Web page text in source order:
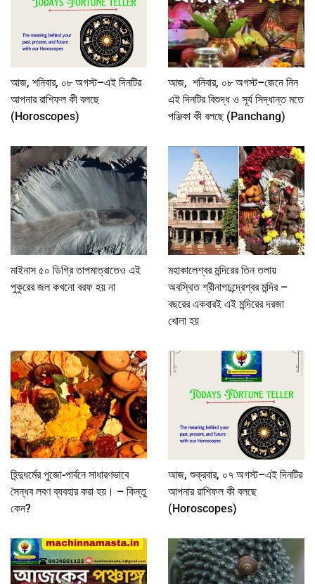
আজ, শনিবার, ০৮ অগস্ট–এই দিনটির
আপনার রাশিফল কী বলছে
(Horoscopes)
আজ, শনিবার, ০৮ অগস্ট–জেনে নিন
এই দিনটির বিশুদ্ধ ও সূর্য সিদ্ধান্ত মতে
পঞ্জিকা কী বলছে (Panchang)
মাইনাস ৫০ ডিগ্রি তাপমাত্রাতেও এই
পুকুরের জল কখনো বরফ হয় না
মহাকালেশ্বর মন্দিরের তিন তলায়
অবস্থিত শ্রীনাগচন্দ্রেশ্বর মন্দির –
বছরের একবারই এই মন্দিরের দরজা
খোলা হয়
হিন্দুধর্মের পুজো-পার্বনে সাধারণভাবে
সৈন্ধব লবণ ব্যবহার করা হয়। – কিন্তু
কেন?
আজ, শুক্রবার, ০৭ অগস্ট–এই দিনটির
আপনার রাশিফল কী বলছে
(Horoscopes)